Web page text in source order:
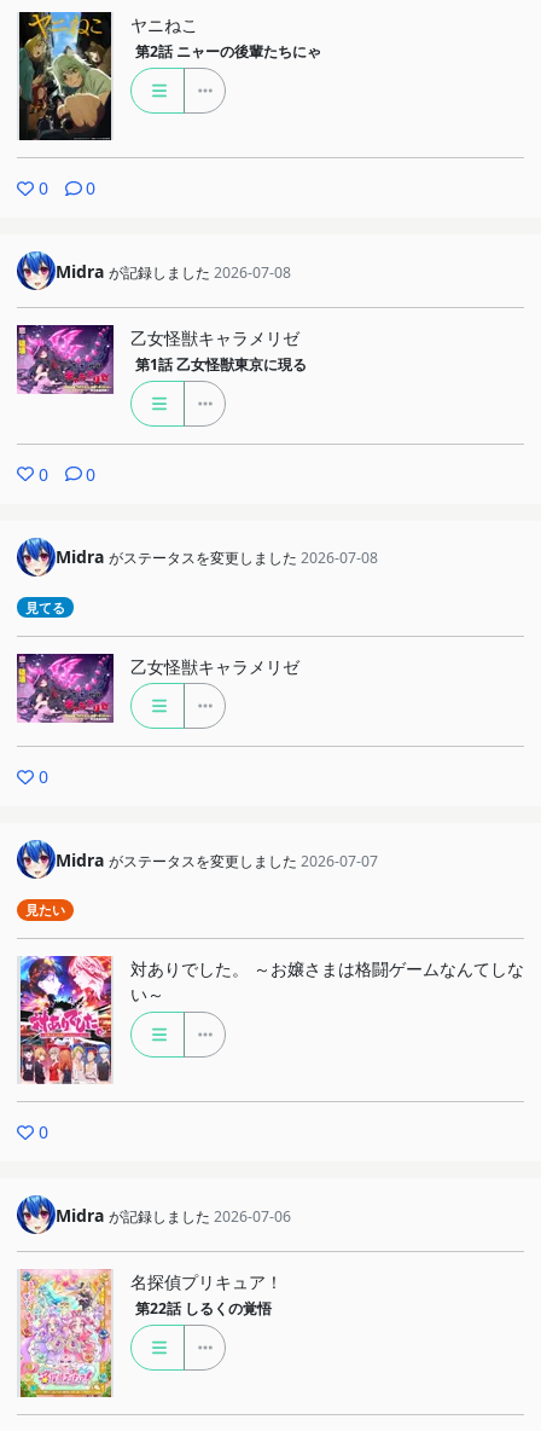
ヤニねこ
第2話 ニャーの後輩たちにゃ
0 0
Midra が記録しました 2026-07-08
乙女怪獣キャラメリゼ
第1話 乙女怪獣東京に現る
0 0
Midra がステータスを変更しました 2026-07-08
見てる
乙女怪獣キャラメリゼ
0
Midra がステータスを変更しました 2026-07-07
見たい
対ありでした。 ～お嬢さまは格闘ゲームなんてしな
い～
0
Midra が記録しました 2026-07-06
名探偵プリキュア！
第22話 しるくの覚悟